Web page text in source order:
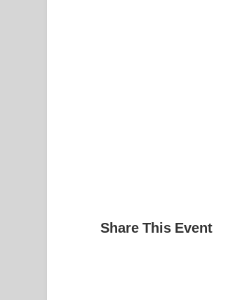
Share This Event